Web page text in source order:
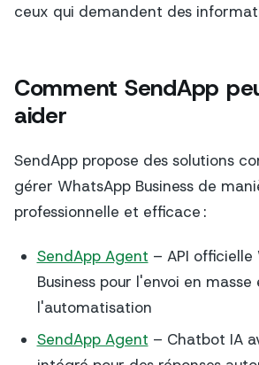
ceux qui demandent des
Comment SendApp
aider
SendApp propose des solutions
gérer WhatsApp Business de
professionnelle et efficace :
SendApp Agent – API officielle
Business pour l'envoi en masse
l'automatisation
SendApp Agent – Chatbot IA